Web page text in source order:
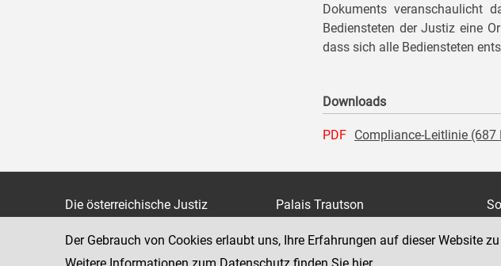
Dokuments veranschaulicht
Bediensteten der Justiz eine
dass sich alle Bediensteten
Downloads
PDF Compliance-Leitlinie (687
Die österreichische Justiz
justiz.gv.at
Palais Trautson
1070 Wien
Der Gebrauch von Cookies erlaubt uns, Ihre Erfahrungen auf dieser Website